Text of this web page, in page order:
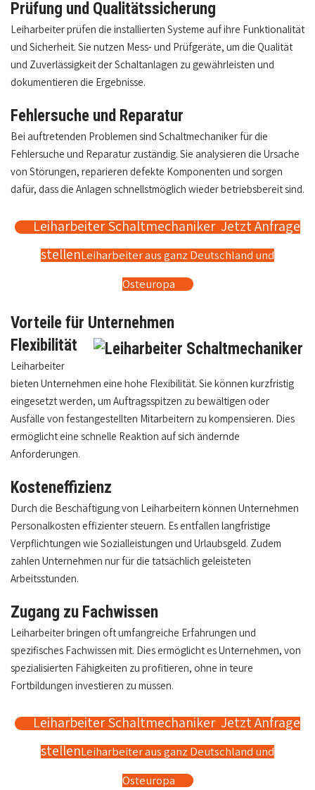
Prüfung und Qualitätssicherung
Leiharbeiter prüfen die installierten Systeme auf ihre Funktionalität
und Sicherheit. Sie nutzen Mess- und Prüfgeräte, um die Qualität
und Zuverlässigkeit der Schaltanlagen zu gewährleisten und
dokumentieren die Ergebnisse.
Fehlersuche und Reparatur
Bei auftretenden Problemen sind Schaltmechaniker für die
Fehlersuche und Reparatur zuständig. Sie analysieren die Ursache
von Störungen, reparieren defekte Komponenten und sorgen
dafür, dass die Anlagen schnellstmöglich wieder betriebsbereit sind.
Leiharbeiter Schaltmechaniker Jetzt Anfrage
stellenLeiharbeiter aus ganz Deutschland und
Osteuropa
Vorteile für Unternehmen
Flexibilität
Leiharbeiter
bieten Unternehmen eine hohe Flexibilität. Sie können kurzfristig
eingesetzt werden, um Auftragsspitzen zu bewältigen oder
Ausfälle von festangestellten Mitarbeitern zu kompensieren. Dies
ermöglicht eine schnelle Reaktion auf sich ändernde
Anforderungen.
Kosteneffizienz
Durch die Beschäftigung von Leiharbeitern können Unternehmen
Personalkosten effizienter steuern. Es entfallen langfristige
Verpflichtungen wie Sozialleistungen und Urlaubsgeld. Zudem
zahlen Unternehmen nur für die tatsächlich geleisteten
Arbeitsstunden.
Zugang zu Fachwissen
Leiharbeiter bringen oft umfangreiche Erfahrungen und
spezifisches Fachwissen mit. Dies ermöglicht es Unternehmen, von
spezialisierten Fähigkeiten zu profitieren, ohne in teure
Fortbildungen investieren zu müssen.
Leiharbeiter Schaltmechaniker Jetzt Anfrage
stellenLeiharbeiter aus ganz Deutschland und
Osteuropa